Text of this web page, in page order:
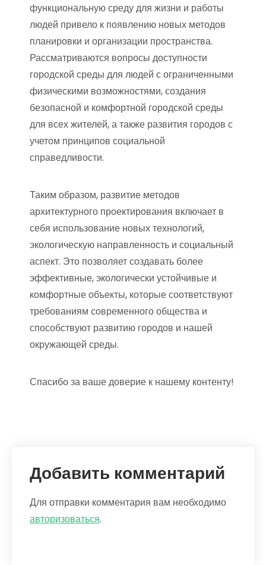
функциональную среду для жизни и работы
людей привело к появлению новых методов
планировки и организации пространства.
Рассматриваются вопросы доступности
городской среды для людей с ограниченными
физическими возможностями, создания
безопасной и комфортной городской среды
для всех жителей, а также развития городов с
учетом принципов социальной
справедливости.
Таким образом, развитие методов
архитектурного проектирования включает в
себя использование новых технологий,
экологическую направленность и социальный
аспект. Это позволяет создавать более
эффективные, экологически устойчивые и
комфортные объекты, которые соответствуют
требованиям современного общества и
способствуют развитию городов и нашей
окружающей среды.
Спасибо за ваше доверие к нашему контенту!
Добавить комментарий
Для отправки комментария вам необходимо
авторизоваться.